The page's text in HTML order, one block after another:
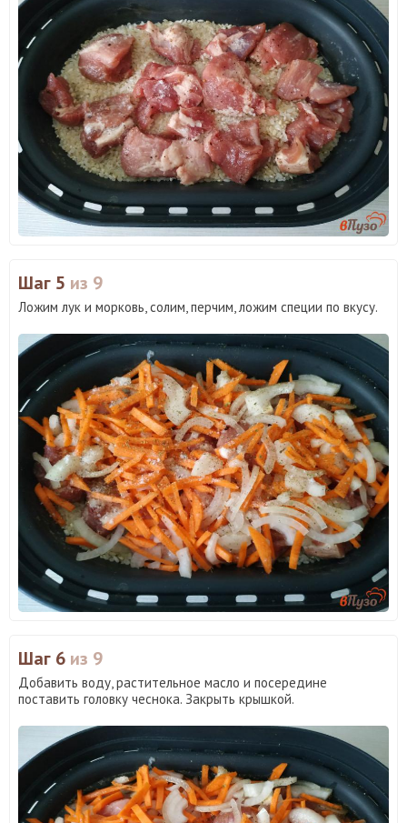
Шаг 5 из 9
Ложим лук и морковь, солим, перчим, ложим специи по вкусу.
Шаг 6 из 9
Добавить воду, растительное масло и посередине
поставить головку чеснока. Закрыть крышкой.